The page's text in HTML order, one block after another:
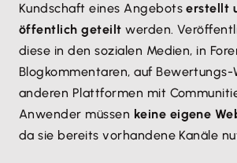
Kundschaft eines Angebotserstellt
öffentlich geteilt werden.
diese in den sozialen Medien, in
Blogkommentaren, auf Bewertungs-
anderen Plattformen mit
Anwender müssen keine eigene
da sie bereits vorhandene Kanäle